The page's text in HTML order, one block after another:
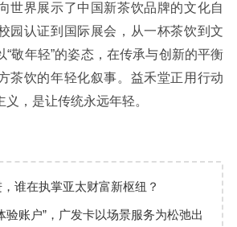
世界展示了中国新茶饮品牌的文化自
园认证到国际展会，从一杯茶饮到文
“敬年轻”的姿态，在传承与创新的平衡
茶饮的年轻化叙事。益禾堂正用行动
，是让传统永远年轻。
谁在执掌亚太财富新枢纽？
验账户”，广发卡以场景服务为松弛出